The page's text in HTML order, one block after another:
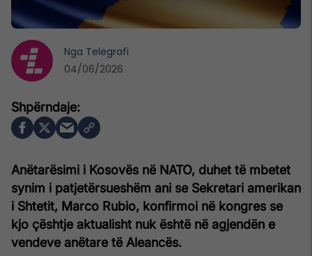
Anëtarësimi i Kosovës në NATO, duhet të mbetet
synim i patjetërsueshëm ani se Sekretari amerikan
i Shtetit, Marco Rubio, konfirmoi në kongres se
kjo çështje aktualisht nuk është në agjendën e
vendeve anëtare të Aleancës.
Nga Telegrafi
04/06/2026